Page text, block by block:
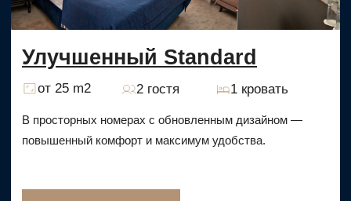
У ВАС ОСТАЛИСЬ
Заполните форму и мы
оперативно свяжемся с Вами!